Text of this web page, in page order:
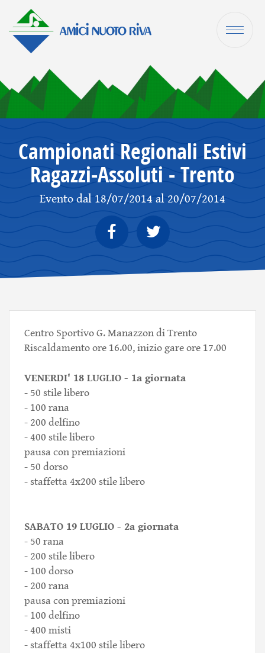
Campionati Regionali Estivi
Ragazzi-Assoluti - Trento
Evento dal 18/07/2014 al 20/07/2014
Centro Sportivo G. Manazzon di Trento
Riscaldamento ore 16.00, inizio gare ore 17.00
VENERDI' 18 LUGLIO - 1a giornata
- 50 stile libero
- 100 rana
- 200 delfino
- 400 stile libero
pausa con premiazioni
- 50 dorso
- staffetta 4x200 stile libero
SABATO 19 LUGLIO - 2a giornata
- 50 rana
- 200 stile libero
- 100 dorso
- 200 rana
pausa con premiazioni
- 100 delfino
- 400 misti
- staffetta 4x100 stile libero